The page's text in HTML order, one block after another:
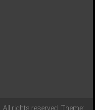
. All rights reserved. Theme: